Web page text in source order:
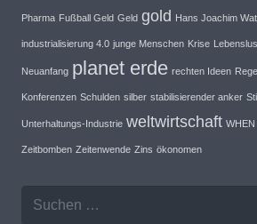
Pharma Fußball Geld Geld gold Hans Joachim
industrialisierung 4.0 junge Menschen Krise
Neuanfang planet erde rechten Ideen
Konferenzen Schulden silber stabilisierender anker
Unterhaltungs-Industrie weltwirtschaft
Zeitbomben Zeitenwende Zins ökonomen
Suche